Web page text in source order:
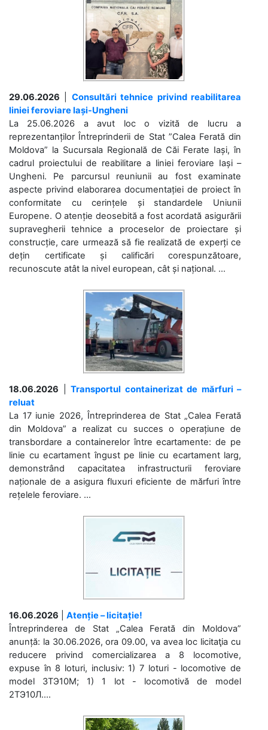
29.06.2026
Consultări tehnice privind reabilitarea
liniei feroviare Iași-Ungheni
La 25.06.2026 a avut loc o vizită de lucru a
reprezentanților Întreprinderii de Stat ”Calea Ferată din
Moldova” la Sucursala Regională de Căi Ferate Iași, în
cadrul proiectului de reabilitare a liniei feroviare Iași –
Ungheni. Pe parcursul reuniunii au fost examinate
aspecte privind elaborarea documentației de proiect în
conformitate cu cerințele și standardele Uniunii
Europene. O atenție deosebită a fost acordată asigurării
supravegherii tehnice a proceselor de proiectare și
construcție, care urmează să fie realizată de experți ce
dețin certificate și calificări corespunzătoare,
recunoscute atât la nivel european, cât și național. ...
18.06.2026
Transportul containerizat de mărfuri –
reluat
La 17 iunie 2026, Întreprinderea de Stat „Calea Ferată
din Moldova” a realizat cu succes o operațiune de
transbordare a containerelor între ecartamente: de pe
linie cu ecartament îngust pe linie cu ecartament larg,
demonstrând capacitatea infrastructurii feroviare
naționale de a asigura fluxuri eficiente de mărfuri între
rețelele feroviare. ...
16.06.2026
Atenție – licitație!
Întreprinderea de Stat „Calea Ferată din Moldova”
anunță: la 30.06.2026, ora 09.00, va avea loc licitaţia cu
reducere privind comercializarea a 8 locomotive,
expuse în 8 loturi, inclusiv: 1) 7 loturi - locomotive de
model 3ТЭ10М; 1) 1 lot - locomotivă de model
2ТЭ10Л....